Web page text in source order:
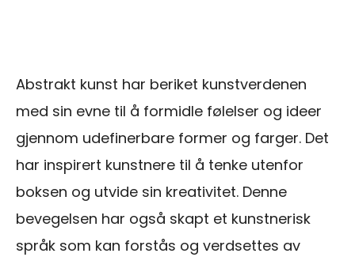
Abstrakt kunst har beriket kunstverdenen
med sin evne til å formidle følelser og ideer
gjennom udefinerbare former og farger. Det
har inspirert kunstnere til å tenke utenfor
boksen og utvide sin kreativitet. Denne
bevegelsen har også skapt et kunstnerisk
språk som kan forstås og verdsettes av